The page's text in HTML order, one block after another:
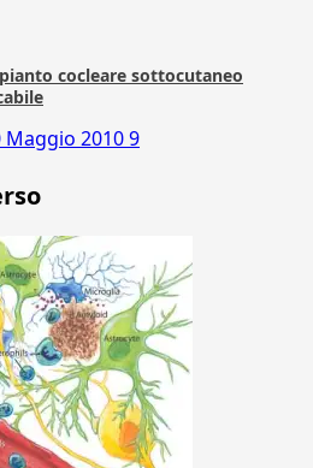
cocleare sottocutaneo
Maggio 20109